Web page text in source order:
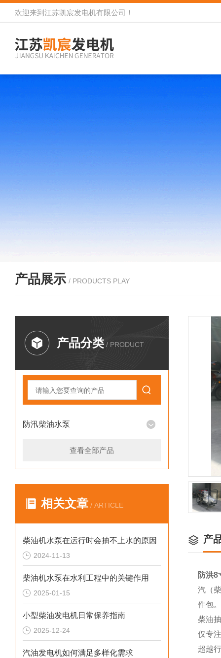
欢迎来到 江苏凯宸发电机有限公司 ！
产品展示 / PRODUCTS PLAY
产品分类 / PRODUCT
防汛柴油水泵
查看全部产品
相关文章 / ARTICLE
柴油机水泵在运行时会抽不上水的原因
2024-11-13
柴油机水泵在水利工程中的关键作用
2025-01-15
小型柴油发电机日常保养指南
2025-12-24
汽油发电机如何满足多样化需求
产
防洪8
汽（
件包。
柴油
仅专
超越